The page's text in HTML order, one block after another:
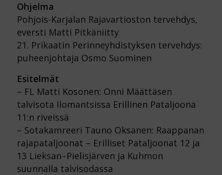
Ohjelma
Pohjois-Karjalan Rajavartioston tervehdys,
eversti Matti Pitkäniitty
21. Prikaatin Perinneyhdistyksen tervehdys:
puheenjohtaja Osmo Suominen
Esitelmät
– FL Matti Kosonen: Onni Määttäsen
talvisota Ilomantsissa Erillinen Pataljoona
11:n riveissä
– Sotakamreeri Tauno Oksanen: Raappanan
rajapataljoonat – Erilliset Pataljoonat 12 ja
13 Lieksan–Pielisjärven ja Kuhmon
suunnalla talvisodassa